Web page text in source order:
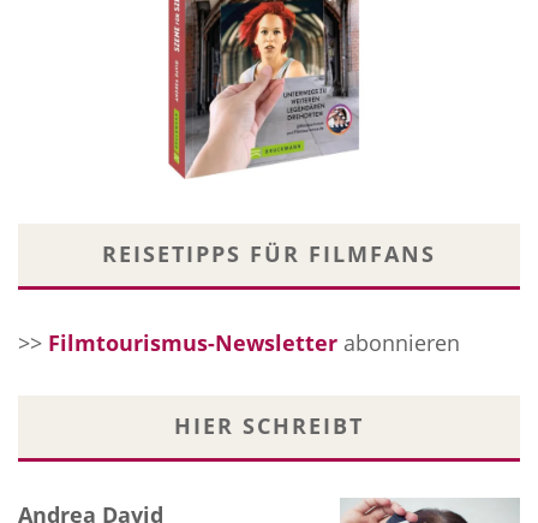
REISETIPPS FÜR FILMFANS
>> Filmtourismus-Newsletter abonnieren
HIER SCHREIBT
Andrea David